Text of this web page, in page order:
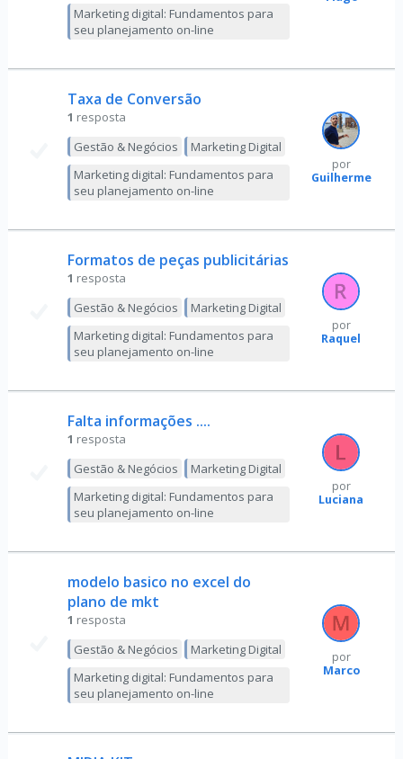
Marketing digital: Fundamentos para
seu planejamento on-line
Taxa de Conversão
1 resposta
Gestão & Negócios
Marketing Digital
Marketing digital: Fundamentos para
seu planejamento on-line
por
Guilherme
Formatos de peças publicitárias
1 resposta
Gestão & Negócios
Marketing Digital
Marketing digital: Fundamentos para
seu planejamento on-line
por
Raquel
Falta informações ....
1 resposta
Gestão & Negócios
Marketing Digital
Marketing digital: Fundamentos para
seu planejamento on-line
por
Luciana
modelo basico no excel do
plano de mkt
1 resposta
Gestão & Negócios
Marketing Digital
Marketing digital: Fundamentos para
seu planejamento on-line
por
Marco